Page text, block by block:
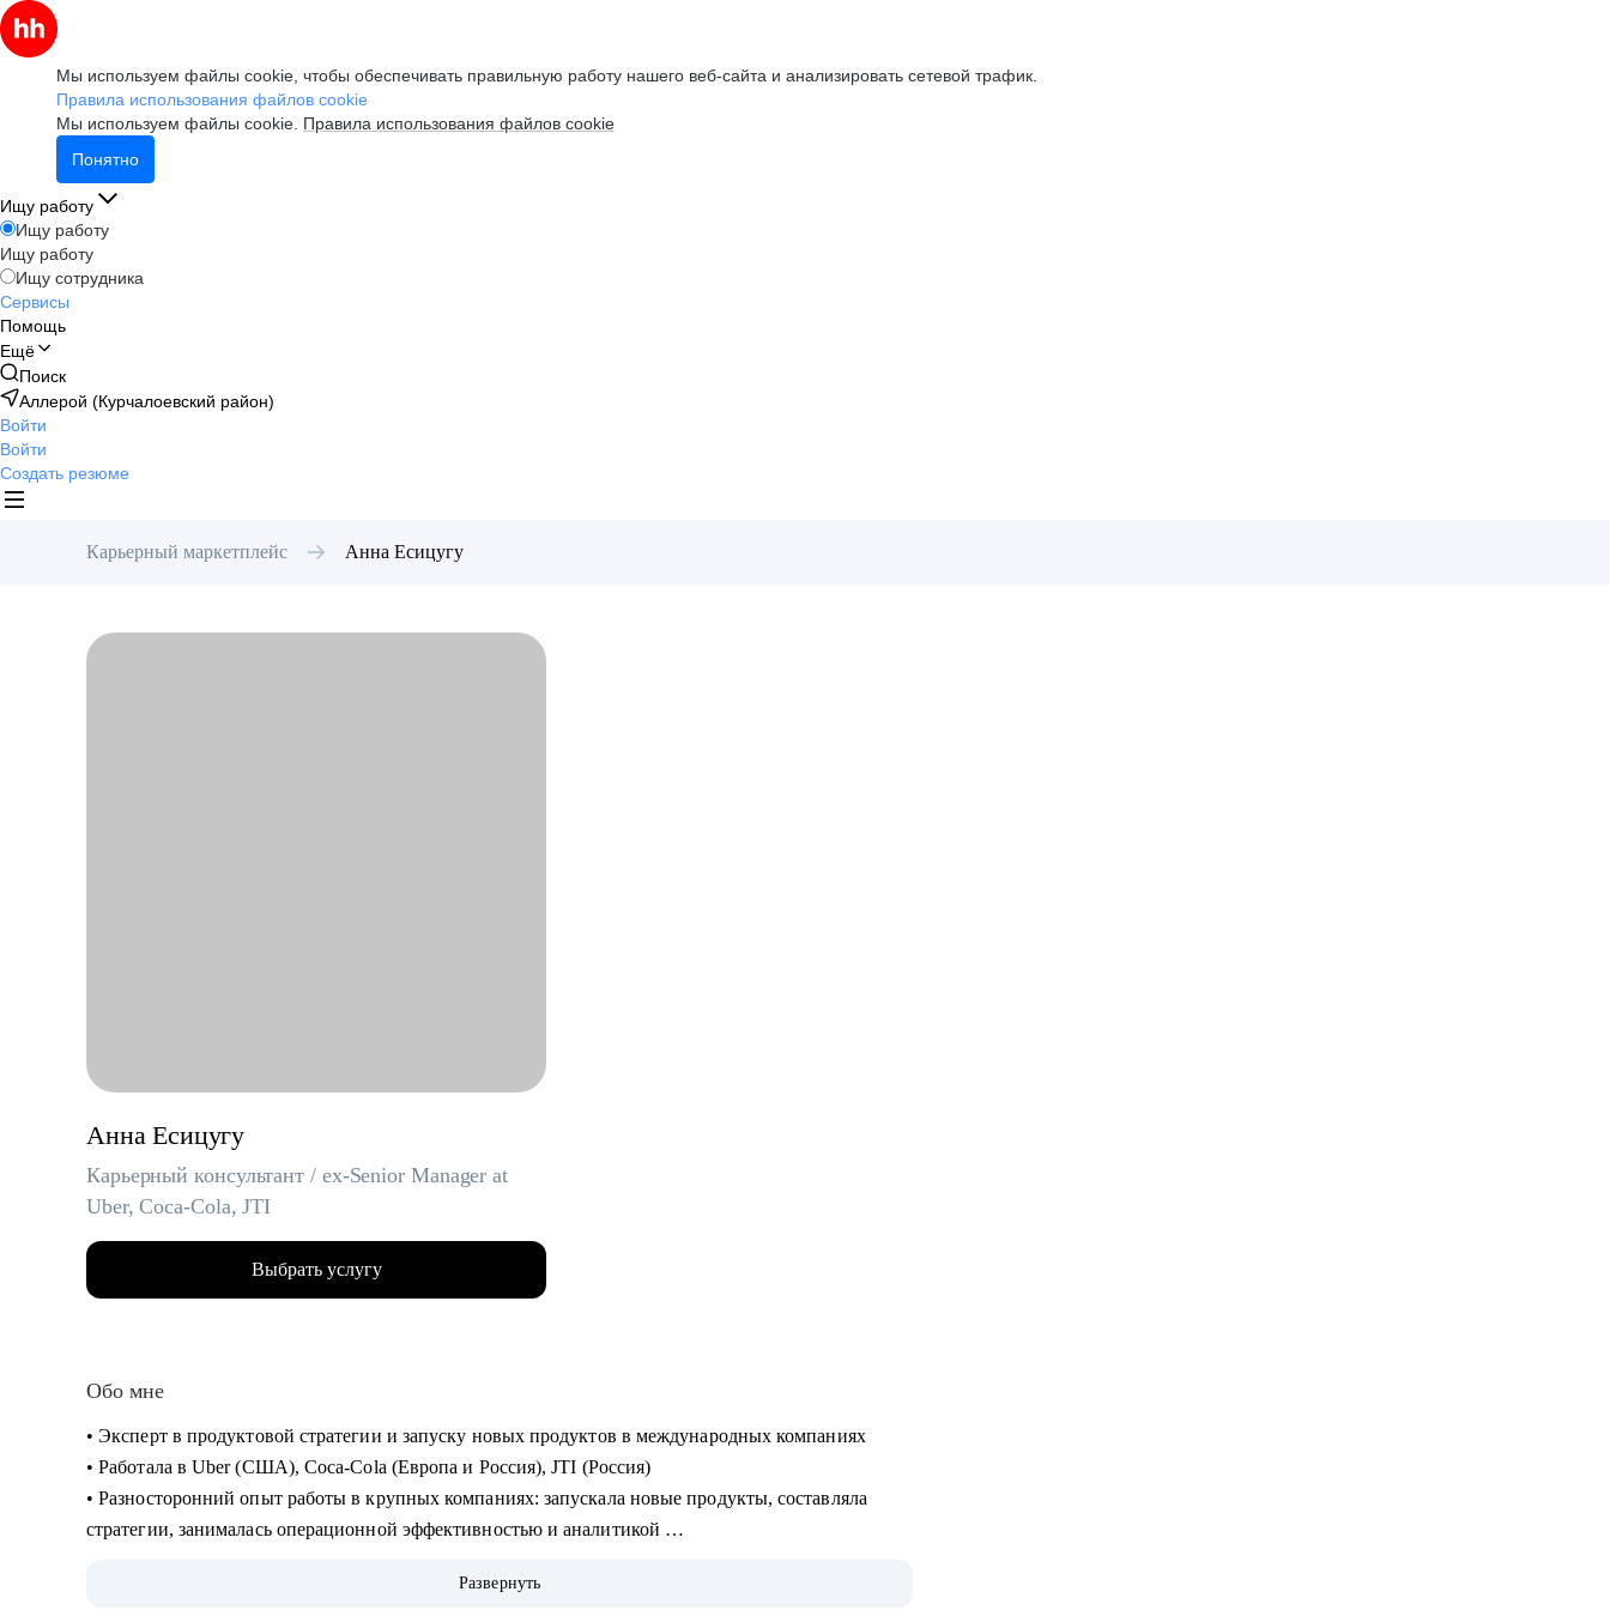
Мы используем файлы cookie, чтобы обеспечивать правильную работу нашего веб-сайта и анализировать сетевой трафик.
Правила использования файлов cookie
Мы используем файлы cookie. Правила использования файлов cookie
Понятно
Ищу работу
Ищу работу
Ищу работу
Ищу сотрудника
Сервисы
Помощь
Ещё
Поиск
Аллерой (Курчалоевский район)
Войти
Войти
Создать резюме
Карьерный маркетплейс Анна Есицугу
Анна Есицугу
Карьерный консультант / ex-Senior Manager at
Uber, Coca-Cola, JTI
Выбрать услугу
Обо мне
• Эксперт в продуктовой стратегии и запуску новых продуктов в международных компаниях
• Работала в Uber (США), Coca-Cola (Европа и Россия), JTI (Россия)
• Разносторонний опыт работы в крупных компаниях: запускала новые продукты, составляла
стратегии, занималась операционной эффективностью и аналитикой
дарксторов для линии косметики Дженнифер Энистон на Uber Eats
Развернуть